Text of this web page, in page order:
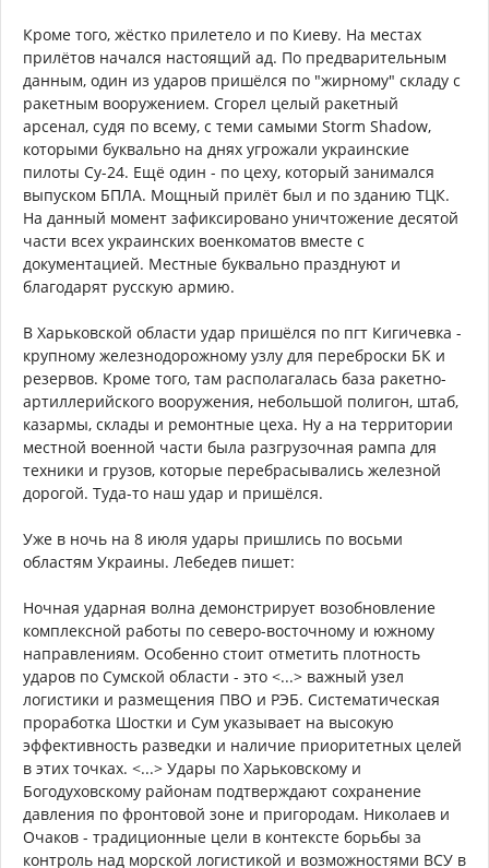
Кроме того, жёстко прилетело и по Киеву. На местах
прилётов начался настоящий ад. По предварительным
данным, один из ударов пришёлся по "жирному" складу с
ракетным вооружением. Сгорел целый ракетный
арсенал, судя по всему, с теми самыми Storm Shadow,
которыми буквально на днях угрожали украинские
пилоты Су-24. Ещё один - по цеху, который занимался
выпуском БПЛА. Мощный прилёт был и по зданию ТЦК.
На данный момент зафиксировано уничтожение десятой
части всех украинских военкоматов вместе с
документацией. Местные буквально празднуют и
благодарят русскую армию.
В Харьковской области удар пришёлся по пгт Кигичевка -
крупному железнодорожному узлу для переброски БК и
резервов. Кроме того, там располагалась база ракетно-
артиллерийского вооружения, небольшой полигон, штаб,
казармы, склады и ремонтные цеха. Ну а на территории
местной военной части была разгрузочная рампа для
техники и грузов, которые перебрасывались железной
дорогой. Туда-то наш удар и пришёлся.
Уже в ночь на 8 июля удары пришлись по восьми
областям Украины. Лебедев пишет:
Ночная ударная волна демонстрирует возобновление
комплексной работы по северо-восточному и южному
направлениям. Особенно стоит отметить плотность
ударов по Сумской области - это <...> важный узел
логистики и размещения ПВО и РЭБ. Систематическая
проработка Шостки и Сум указывает на высокую
эффективность разведки и наличие приоритетных целей
в этих точках. <...> Удары по Харьковскому и
Богодуховскому районам подтверждают сохранение
давления по фронтовой зоне и пригородам. Николаев и
Очаков - традиционные цели в контексте борьбы за
контроль над морской логистикой и возможностями ВСУ в